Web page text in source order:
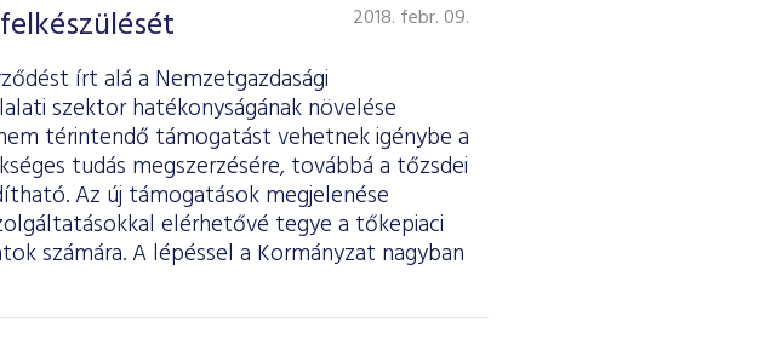
2018. febr. 09.
írt alá a Nemzetgazdasági
szektor hatékonyságának növelése
térintendő támogatást vehetnek igénybe a
tudás megszerzésére, továbbá a tőzsdei
Az új támogatások megjelenése
elérhetővé tegye a tőkepiaci
számára. A lépéssel a Kormányzat nagyban